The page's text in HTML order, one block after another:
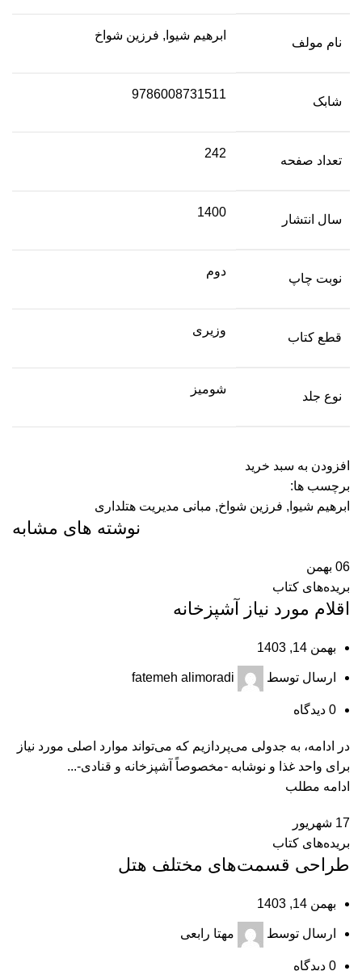
نام مولف
ابرهیم شیوا, فرزین شواخ
شابک
9786008731511
تعداد صفحه
242
سال انتشار
1400
نوبت چاپ
دوم
قطع کتاب
وزیری
نوع جلد
شومیز
افزودن به سبد خرید
برچسب ها:
ابرهیم شیوا , فرزین شواخ, مبانی مدیریت هتلداری
نوشته های مشابه
06 بهمن
بریده‌های کتاب
اقلام مورد نیاز آشپزخانه
بهمن 14, 1403
ارسال توسط fatemeh alimoradi
0 دیدگاه
در ادامه، به جدولی می‌پردازیم که می‌تواند موارد اصلی مورد نیاز
برای واحد غذا و نوشابه -مخصوصاً آشپزخانه و قنادی-...
ادامه مطلب
17 شهریور
بریده‌های کتاب
طراحی قسمت‌‌های مختلف هتل
بهمن 14, 1403
ارسال توسط مهتا رابعی
0 دیدگاه